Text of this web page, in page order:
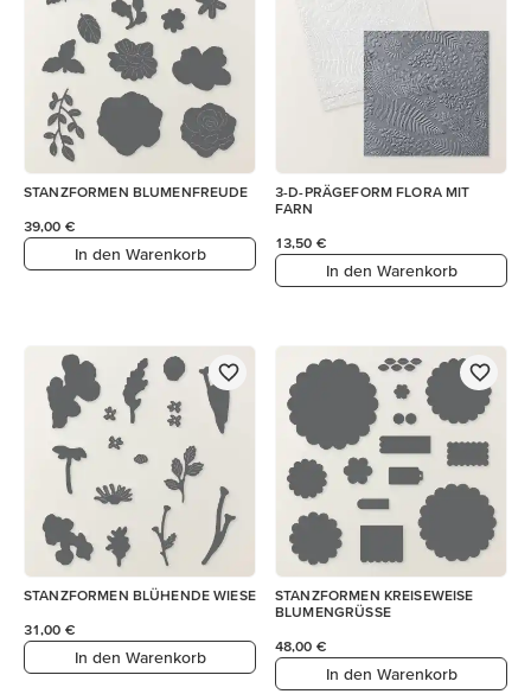
STANZFORMEN BLUMENFREUDE
39,00 €
In den Warenkorb
3-D-PRÄGEFORM FLORA MIT
FARN
13,50 €
In den Warenkorb
STANZFORMEN BLÜHENDE WIESE
31,00 €
In den Warenkorb
STANZFORMEN KREISEWEISE
BLUMENGRÜSSE
48,00 €
In den Warenkorb